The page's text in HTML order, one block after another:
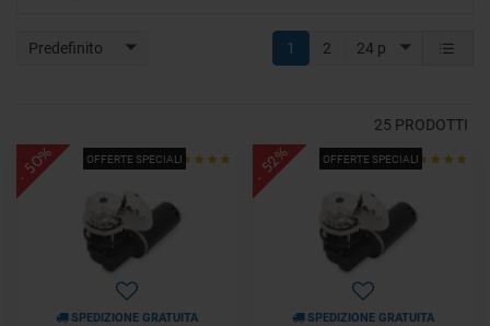
Predefinito 24 p
1 2
25 PRODOTTI
OFFERTE SPECIALI
- 50%
SPEDIZIONE GRATUITA
OFFERTE SPECIALI
- 52%
SPEDIZIONE GRATUITA